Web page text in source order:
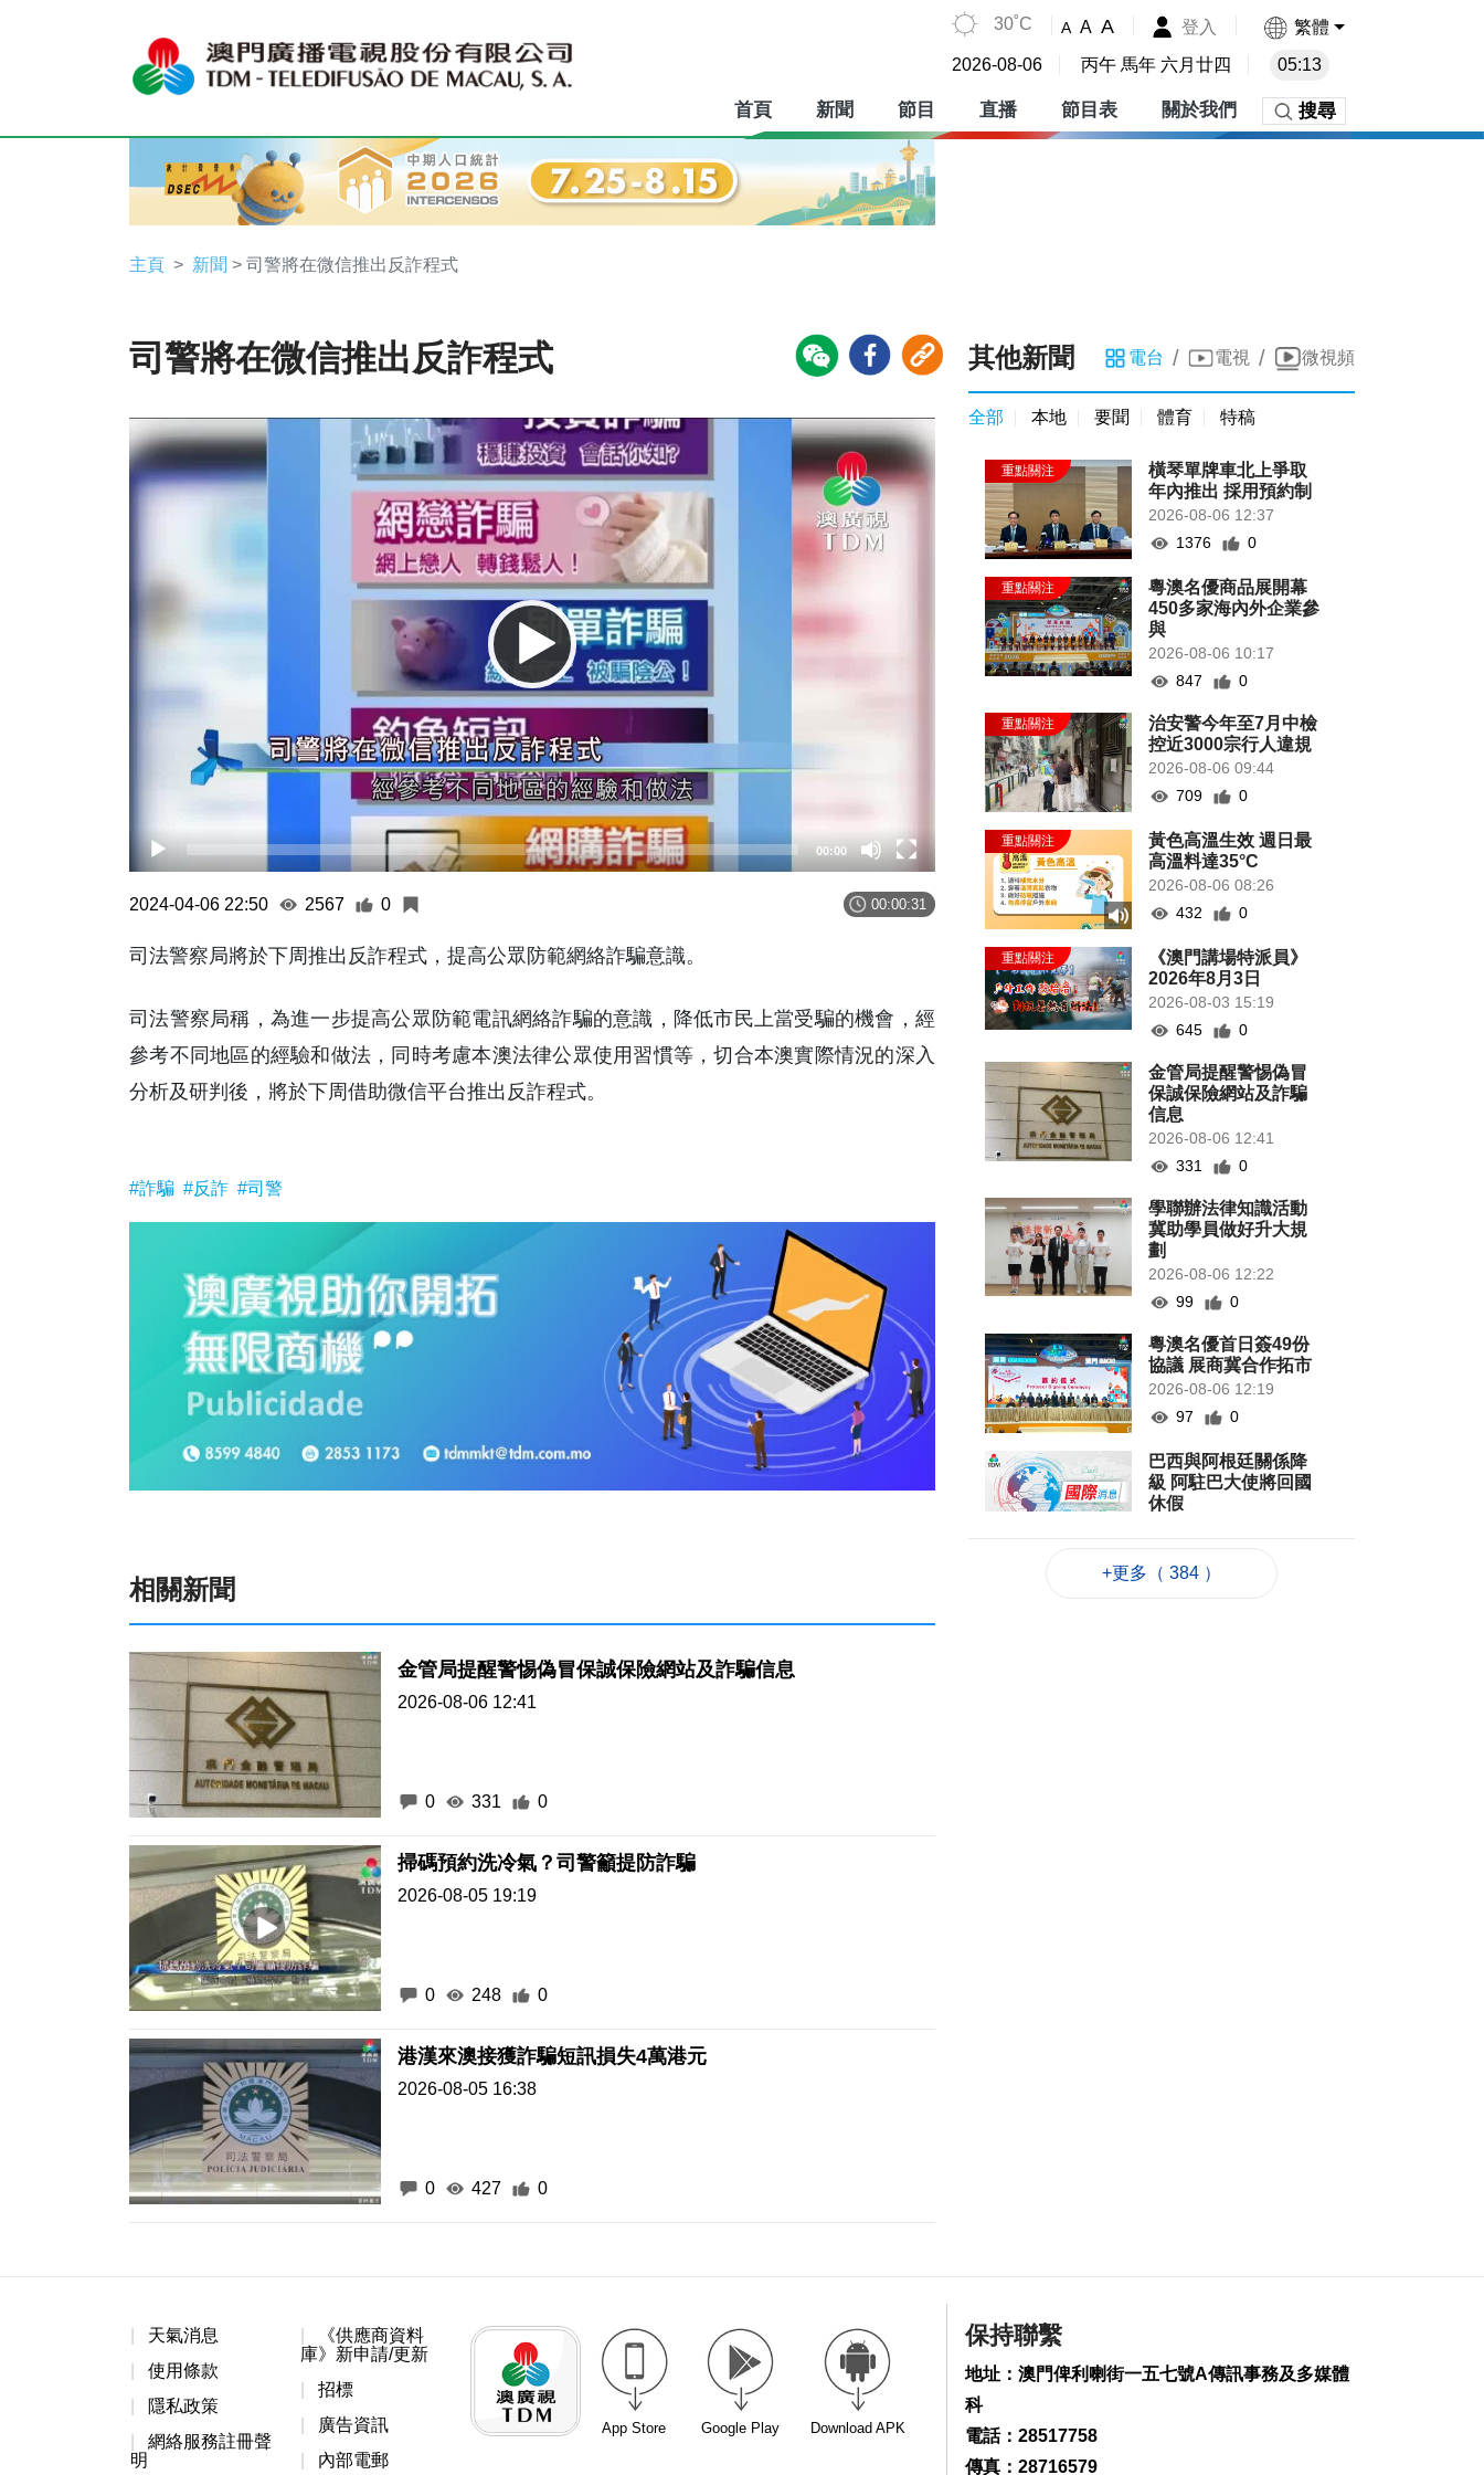
30˚C A A A 登入 繁體
2026-08-06 丙午 馬年 六月廿四 05:13
首頁 新聞 節目 直播 節目表 關於我們 搜尋
主頁 新聞 > 司警將在微信推出反詐程式
司警將在微信推出反詐程式
Video
Player
00:00
2024-04-06 22:50 2567 0 00:00:31
司法警察局將於下周推出反詐程式，提高公眾防範網絡詐騙意識。
司法警察局稱，為進一步提高公眾防範電訊網絡詐騙的意識，降低市民上當受騙的機會，經
參考不同地區的經驗和做法，同時考慮本澳法律公眾使用習慣等，切合本澳實際情況的深入
分析及研判後，將於下周借助微信平台推出反詐程式。
#詐騙 #反詐 #司警
相關新聞
金管局提醒警惕偽冒保誠保險網站及詐騙信息
2026-08-06 12:41
0 331 0
掃碼預約洗冷氣？司警籲提防詐騙
2026-08-05 19:19
0 248 0
港漢來澳接獲詐騙短訊損失4萬港元
2026-08-05 16:38
0 427 0
其他新聞 電台 / 電視 / 微視頻
全部 本地 要聞 體育 特稿
橫琴單牌車北上爭取
年內推出 採用預約制
2026-08-06 12:37
1376
0
粵澳名優商品展開幕
450多家海內外企業參
與
2026-08-06 10:17
847
0
治安警今年至7月中檢
控近3000宗行人違規
2026-08-06 09:44
709
0
黃色高溫生效 週日最
高溫料達35°C
2026-08-06 08:26
432
0
《澳門講場特派員》
2026年8月3日
2026-08-03 15:19
645
0
金管局提醒警惕偽冒
保誠保險網站及詐騙
信息
2026-08-06 12:41
331
0
學聯辦法律知識活動
冀助學員做好升大規
劃
2026-08-06 12:22
99
0
粵澳名優首日簽49份
協議 展商冀合作拓市
2026-08-06 12:19
97
0
巴西與阿根廷關係降
級 阿駐巴大使將回國
休假
2026-08-06 10:54
+更多（ 384 ）
天氣消息
使用條款
隱私政策
網絡服務註冊聲
明
《供應商資料
庫》新申請/更新
招標
廣告資訊
內部電郵
App Store Google Play Download APK
保持聯繫
地址：澳門俾利喇街一五七號A傳訊事務及多媒體
科
電話：28517758
傳真：28716579